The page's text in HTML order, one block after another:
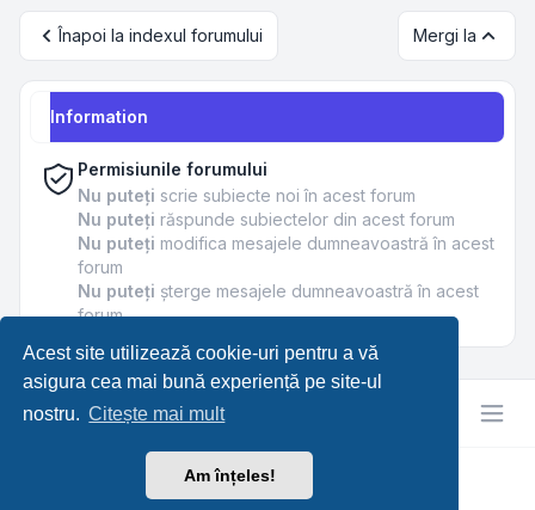
Acest site utilizează cookie-uri pentru a vă
asigura cea mai bună experiență pe site-ul
nostru. Citește mai mult
Am înțeles!
Înapoi la indexul forumului Mergi la
Information
Permisiunile forumului
Nu puteţi scrie subiecte noi în acest forum
Nu puteţi răspunde subiectelor din acest forum
Nu puteţi modifica mesajele dumneavoastră în acest
forum
Nu puteţi şterge mesajele dumneavoastră în acest
forum